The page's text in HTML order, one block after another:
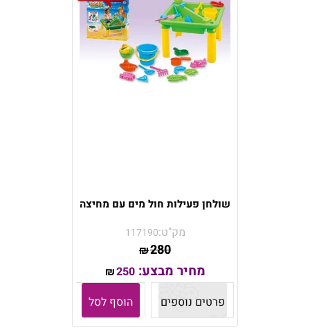
שולחן פעילות חול מים עם מחיצה
מק"ט:117190
₪280
מחיר מבצע: ₪250
פרטים נוספים
הוסף לסל